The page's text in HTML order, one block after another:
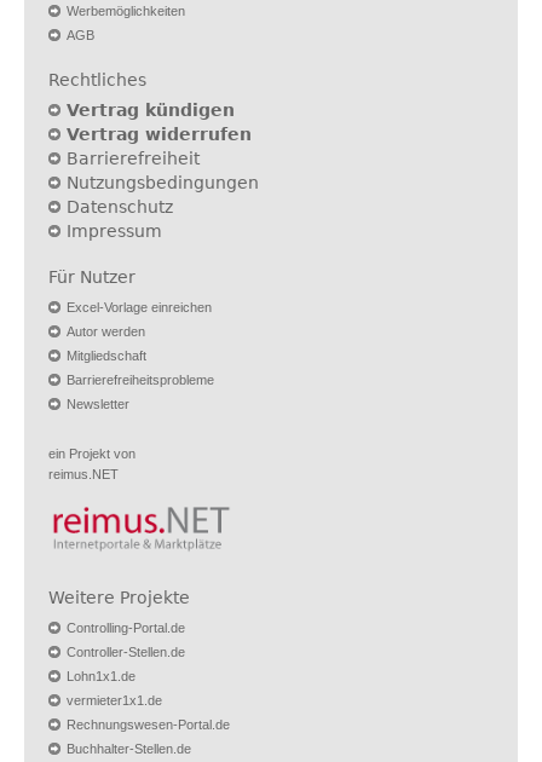
Werbemöglichkeiten
AGB
Rechtliches
Vertrag kündigen
Vertrag widerrufen
Barrierefreiheit
Nutzungsbedingungen
Datenschutz
Impressum
Für Nutzer
Excel-Vorlage einreichen
Autor werden
Mitgliedschaft
Barrierefreiheitsprobleme
Newsletter
ein Projekt von
reimus.NET
Weitere Projekte
Controlling-Portal.de
Controller-Stellen.de
Lohn1x1.de
vermieter1x1.de
Rechnungswesen-Portal.de
Buchhalter-Stellen.de